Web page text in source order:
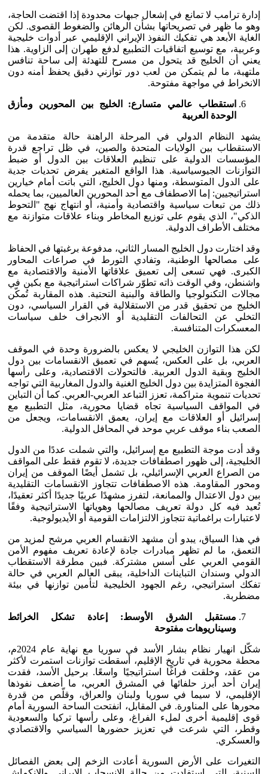
إدارة ترامب لا تمانع في إشعال جبهات محدودة إذا اقتضت الحاجة،
وهو ما ظهر في تصريحاتها بشأن الرهائن والضغوط القصوى. لكن
الغاية الأبعد هي تفكيك النفوذ الإيراني الإقليمي عبر أدوات خليجية
وعربية، مع توسيع اتفاقيات التطبيع لدفع طهران إلى الزاوية. هذا
يعني أن الخليج قد يتحول من مسرح للتهدئة إلى ساحة تنافس
ملتهبة، ما لم يتمكن من لعب دور توازني دقيق يحفظ أمنه دون
الانخراط في مواجهة مفتوحة.
استقطاب عالمي متسارع: الخليج بين المحورين ومأزق
الوحدة العربية
يشهد النظام الدولي في المرحلة الراهنة حالة متقدمة من
الاستقطاب بين الولايات المتحدة والصين، في ظل تراجع قدرة
المؤسسات الدولية على تنظيم العلاقات بين الدول أو ضبط
التوازنات الجيوسياسية. هذا الواقع المتغير يفرض تحديات جدية
على الدول المتوسطة، ومنها دول الخليج، التي باتت أمام خيارين
استراتيجيين: إما الاصطفاف مع أحد المحورين العالميين، بما يحمله
ذلك من تبعات سياسية واقتصادية وأمنية، أو انتهاج نهج "التحوط
الذكي"، الذي يقوم على توزيع المخاطر وبناء علاقات متوازنة مع
مختلف الأطراف الدولية.
وقد اختارت دول الخليج المسار الثاني، مدفوعة برغبتها في الحفاظ
على مصالحها الوطنية، وتفادي التورط في صراعات المحاور
الكبرى. فهي تسعى إلى تعميق علاقاتها الأمنية والاقتصادية مع
واشنطن، وفي الوقت ذاته تطوّر شراكات استراتيجية مع بكين في
مجالات التكنولوجيا والطاقة والبنية التحتية. هذه المقاربة تُمكّن
الخليج من تحقيق قدر من الاستقلالية في القرار السياسي، دون
التخلي عن التحالفات التقليدية أو الانجراف خلف سياسات
المعسكرات المتنافسة.
لكن هذا التوازن الخليجي لا يعكس بالضرورة وحدة في الموقف
العربي، بل على العكس، يُسهم في تعميق الانقسامات بين دول
الخليج وبقية الدول العربية. فالتحولات الاقتصادية، وعلى رأسها
الفجوة المتزايدة بين دول الخليج الغنية والدول المغاربية التي تواجه
تحديات تنموية متراكمة، تعزز التباعد العربي-العربي. كما أن التباين
في المواقف السياسية تجاه قضايا محورية، مثل التطبيع مع
إسرائيل أو العلاقات مع إيران، يعمق الانقسامات، ويجعل من
الصعب بناء موقف عربي موحد في المحافل الدولية.
وقد أدت موجة التطبيع مع إسرائيل، والتي شملت عددًا من الدول
الخليجية، إلى ظهور اصطفافات جديدة، لا تقوم فقط على المواقف
من الصراع العربي الإسرائيلي، بل تشمل أيضًا الموقف من إيران
ومحور المقاومة. هذه الاصطفافات تتجاوز الانقسامات التقليدية
بين دول الاعتدال والممانعة، لتفرز مشهدًا عربيًا جديدًا أكثر تعقيدًا،
تُعيد فيه كل دولة تعريف مصالحها وهوياتها الاستراتيجية وفقًا
لاعتبارات براغماتية تتجاوز الالتزامات القومية أو الأيديولوجية.
في هذا السياق، يبدو أن مشهد الانقسام العربي مرشح لمزيد من
التعمق، ما لم تظهر مبادرات جادة لإعادة تعريف مفهوم الأمن
القومي العربي على أسس مشتركة. فبين مطرقة الاستقطاب
الدولي وسندان التباينات الداخلية، يبقى العالم العربي في حالة
تفكك استراتيجي، رغم الجهود الخليجية لتأمين توازنها في بيئة
مضطربة.
مستقبل الشرق الأوسط: إعادة تشكل الخرائط
وسيناريوهات مفتوحة
شكّل انهيار نظام بشار الأسد في سوريا مع نهاية عام 2024م،
محطة محورية في تاريخ الإقليم، أسقطت توازنات استمرت لأكثر
من عقد، وخلقت فراغًا استراتيجيًا واسعًا. برحيل الأسد، فقدت
إيران أحد أبرز حلفائها في المشرق العربي، ما أضعف نفوذها
الإقليمي، لا سيما في سوريا ولبنان والعراق، وقلّص من قدرة
محورها على المناورة. في المقابل، انفتحت الساحة السورية أمام
قوى إقليمية أخرى لملء الفراغ، وعلى رأسها تركيا والسعودية
وقطر، التي شرعت في تعزيز حضورها السياسي والاقتصادي
والعسكري.
التغيرات على الأرض السورية أعادت الزخم إلى بعض الفصائل